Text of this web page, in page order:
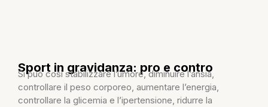
Sport in gravidanza: pro e contro
Si può così stabilizzare l’umore, diminuire l’ansia,
controllare il peso corporeo, aumentare l’energia,
controllare la glicemia e l’ipertensione, ridurre la